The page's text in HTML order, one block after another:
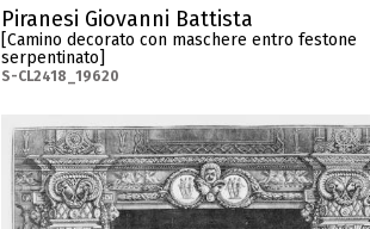
Piranesi Giovanni Battista
[Camino decorato con maschere entro festone
serpentinato]
S-CL2418_19620